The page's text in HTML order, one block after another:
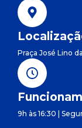
Praça José Lino
9h às 16:30 |